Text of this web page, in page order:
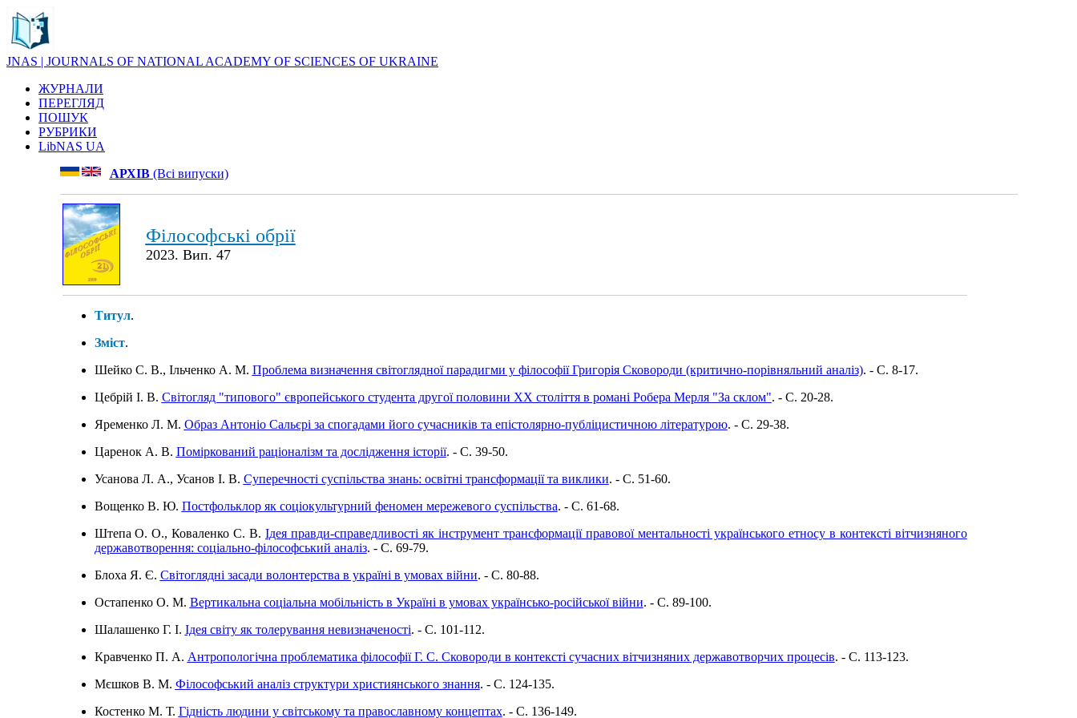
JNAS | JOURNALS OF NATIONAL ACADEMY OF SCIENCES OF UKRAINE
ЖУРНАЛИ
ПЕРЕГЛЯД
ПОШУК
РУБРИКИ
LibNAS UA
АРХІВ(Всі випуски)
Філософські обрії
2023. Вип. 47
Титул.
Зміст.
Шейко С. В., Ільченко А. М. Проблема визначення світоглядної парадигми у філософії Григорія Сковороди (критично-порівняльний аналіз). - C. 8-17.
Цебрій І. В. Світогляд "типового" європейського студента другої половини ХХ століття в романі Робера Мерля "За склом". - C. 20-28.
Яременко Л. М. Образ Антоніо Сальєрі за спогадами його сучасників та епістолярно-публіцистичною літературою. - C. 29-38.
Царенок А. В. Поміркований раціоналізм та дослідження історії. - C. 39-50.
Усанова Л. А., Усанов І. В. Суперечності суспільства знань: освітні трансформації та виклики. - C. 51-60.
Вощенко В. Ю. Постфольклор як соціокультурний феномен мережевого суспільства. - C. 61-68.
Штепа О. О., Коваленко С. В.Ідея правди-справедливості як інструмент трансформації правової ментальності українського етносу в контексті вітчизняного
державотворення: соціально-філософський аналіз. - C. 69-79.
Блоха Я. Є. Світоглядні засади волонтерства в україні в умовах війни. - C. 80-88.
Остапенко О. М. Вертикальна соціальна мобільність в Україні в умовах українсько-російської війни. - C. 89-100.
Шалашенко Г. І. Ідея світу як толерування невизначеності. - C. 101-112.
Кравченко П. А. Антропологічна проблематика філософії Г. С. Сковороди в контексті сучасних вітчизняних державотворчих процесів. - C. 113-123.
Мєшков В. М. Філософський аналіз структури християнського знання. - C. 124-135.
Костенко М. Т. Гідність людини у світському та православному концептах. - C. 136-149.